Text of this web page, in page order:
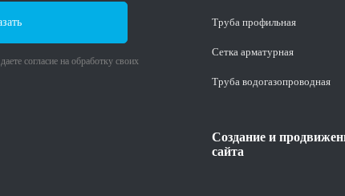
согласие на обработку своих
Труба профильная
Cетка арматурная
Труба водогазопроводная
Создание и
сайта